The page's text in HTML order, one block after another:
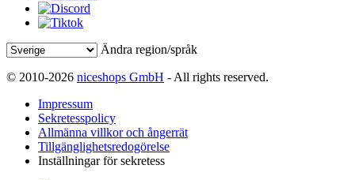
Ändra region/språk
© 2010-2026 niceshops GmbH - All rights reserved.
Impressum
Sekretesspolicy
Allmänna villkor och ångerrät
Tillgänglighetsredogörelse
Inställningar för sekretess